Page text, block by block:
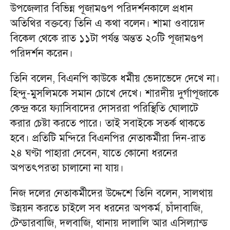
উপজেলার বিভিন্ন পূজামণ্ডপ পরিদর্শনকালে প্রধান
অতিথির বক্তব্যে তিনি এ কথা বলেন। শামা ওবায়েদ
বিকেল থেকে রাত ১১টা পর্যন্ত অন্তত ২০টি পূজামণ্ডপ
পরিদর্শন করেন।
তিনি বলেন, বিএনপি কাউকে ধর্মীয় ভেদাভেদে দেখে না।
হিন্দু-মুসলিমকে সমান চোখে দেখে। শারদীয় দুর্গাপূজাকে
কেন্দ্র করে ফ্যাসিবাদের দোসররা পরিস্থিতি ঘোলাটে
করার চেষ্টা করতে পারে। তাই সবাইকে সতর্ক থাকতে
হবে। প্রতিটি মন্দিরে বিএনপির নেতাকর্মীরা দিন-রাত
২৪ ঘণ্টা পাহারা দেবেন, যাতে কোনো ধরনের
অপতৎপরতা চালানো না যায়।
নিজ দলের নেতাকর্মীদের উদ্দেশে তিনি বলেন, সালথায়
উন্নয়ন করতে চাইলে সব ধরনের অপকর্ম, চাঁদাবাজি,
টেন্ডারবাজি, দলবাজি, থানায় দালালি আর এসিল্যান্ড